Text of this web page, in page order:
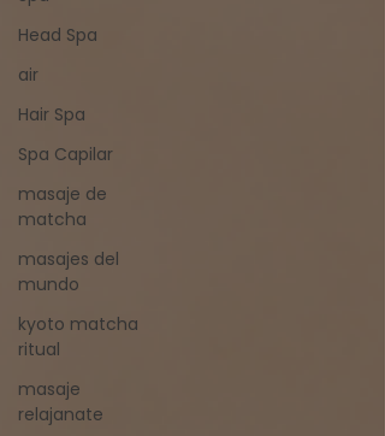
Head Spa
air
Hair Spa
Spa Capilar
masaje de
matcha
masajes del
mundo
kyoto matcha
ritual
masaje
relajanate